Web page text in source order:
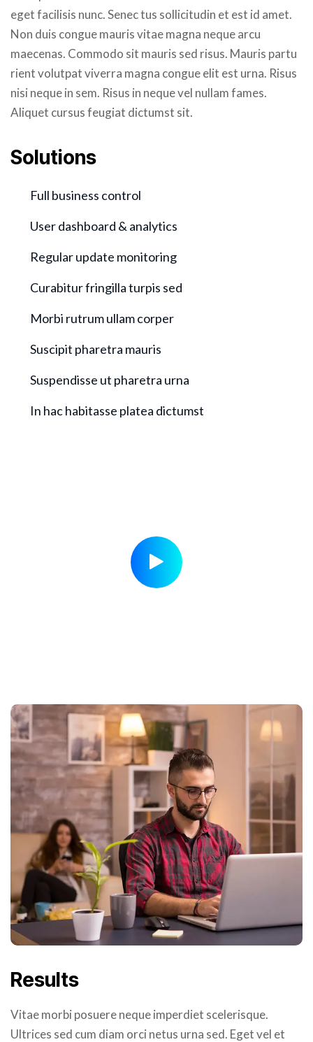
eget facilisis nunc. Senec tus sollicitudin et est id amet.
Non duis congue mauris vitae magna neque arcu
maecenas. Commodo sit mauris sed risus. Mauris partu
rient volutpat viverra magna congue elit est urna. Risus
nisi neque in sem. Risus in neque vel nullam fames.
Aliquet cursus feugiat dictumst sit.
Solutions
Full business control
User dashboard & analytics
Regular update monitoring
Curabitur fringilla turpis sed
Morbi rutrum ullam corper
Suscipit pharetra mauris
Suspendisse ut pharetra urna
In hac habitasse platea dictumst
Results
Vitae morbi posuere neque imperdiet scelerisque.
Ultrices sed cum diam orci netus urna sed. Eget vel et